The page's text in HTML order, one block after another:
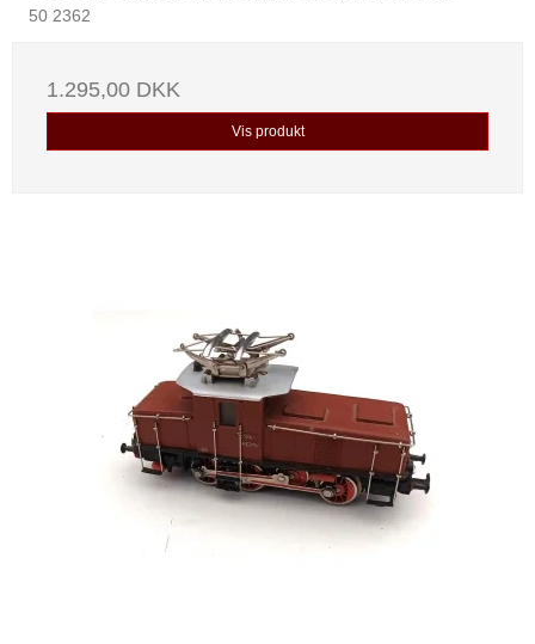
50 2362
1.295,00 DKK
Vis produkt